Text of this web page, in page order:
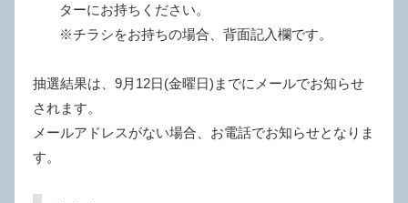
ターにお持ちください。
※チラシをお持ちの場合、背面記入欄です。
抽選結果は、9月12日(金曜日)までにメールでお知らせ
されます。
メールアドレスがない場合、お電話でお知らせとなりま
す。